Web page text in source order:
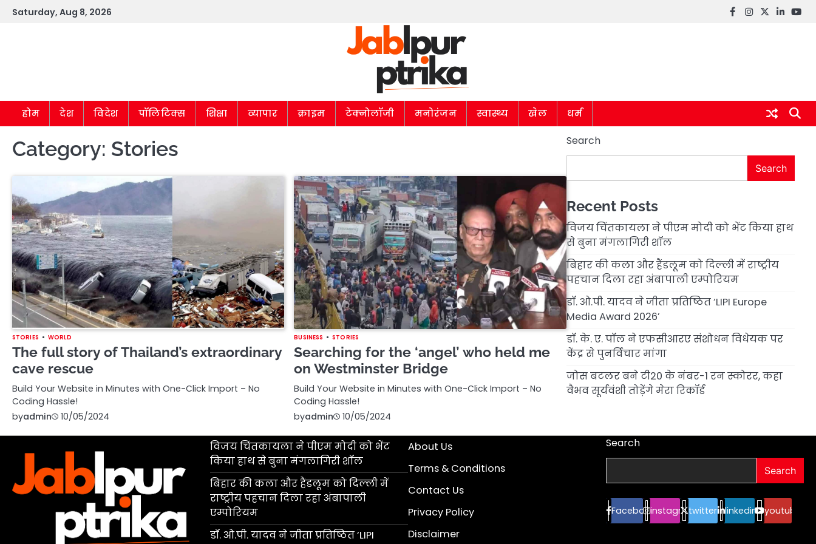
SkipSaturday, Aug 8, 2026 Facebook
instagram
twitter
linkedin
होम देश विदेश पॉलिटिक्स शिक्षा व्यापार क्राइम टेक्नोलॉजी मनोरंजन स्वास्थ्य खेल धर्म
Category: Stories
STORIES WORLD
The full story of Thailand’s extraordinary
cave rescue
Build Your Website in Minutes with One-Click Import – No
Coding Hassle!
byadmin 10/05/2024
BUSINESS STORIES
Searching for the ‘angel’ who held me
on Westminster Bridge
Build Your Website in Minutes with One-Click Import – No
Coding Hassle!
byadmin 10/05/2024
Search
Search
Recent Posts
विजय चिंतकायला ने पीएम मोदी को भेंट किया हाथ
से बुना मंगलागिरी शॉल
बिहार की कला और हैंडलूम को दिल्ली में राष्ट्रीय
पहचान दिला रहा अंबापाली एम्पोरियम
डॉ. ओ.पी. यादव ने जीता प्रतिष्ठित ‘LIPI Europe
Media Award 2026’
डॉ. के. ए. पॉल ने एफसीआरए संशोधन विधेयक पर
केंद्र से पुनर्विचार मांगा
जोस बटलर बने टी20 के नंबर-1 रन स्कोरर, कहा
वैभव सूर्यवंशी तोड़ेंगे मेरा रिकॉर्ड
विजय चिंतकायला ने पीएम मोदी को भेंट
किया हाथ से बुना मंगलागिरी शॉल
बिहार की कला और हैंडलूम को दिल्ली में
राष्ट्रीय पहचान दिला रहा अंबापाली
एम्पोरियम
डॉ. ओ.पी. यादव ने जीता प्रतिष्ठित ‘LIPI
About Us
Terms & Conditions
Contact Us
Privacy Policy
Disclaimer
Search
Search
Facebookinstagramtwitter linkedin youtube